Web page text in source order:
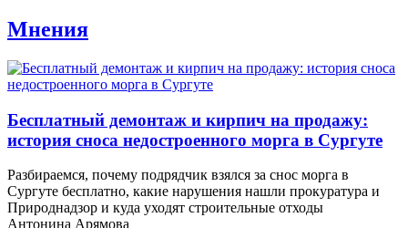
Мнения
​Бесплатный демонтаж и кирпич на продажу:
история сноса недостроенного морга в Сургуте
Разбираемся, почему подрядчик взялся за снос морга в
Сургуте бесплатно, какие нарушения нашли прокуратура и
Природнадзор и куда уходят строительные отходы
Антонина Арямова